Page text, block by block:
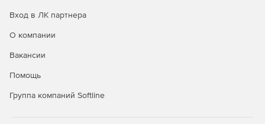
Вход в ЛК партнера
О компании
Вакансии
Помощь
Группа компаний Softline